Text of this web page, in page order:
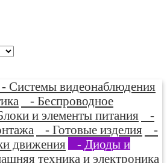
- Системы видеонаблюдения
- Беспроводное
и элементы питания
-
- Готовые изделия
-
движения
- Диоды и
техника и электроника